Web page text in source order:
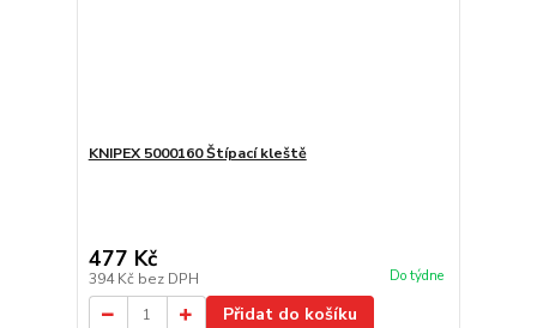
KNIPEX 5000160 Štípací kleště
477 Kč
394 Kč bez DPH Do týdne
Přidat do košíku